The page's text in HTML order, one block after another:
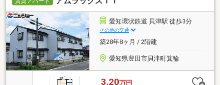
愛知環状鉄道 貝津駅 徒歩3分
その他の交通
築28年8ヶ月 / 2階建
愛知県豊田市貝津町箕輪
3.20万円